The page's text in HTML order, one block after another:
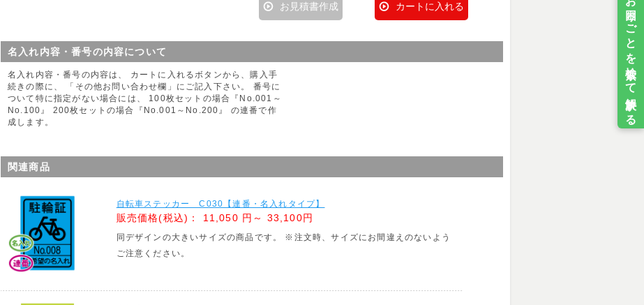
お見積書作成 カートに入れる
名入れ内容・番号の内容について
名入れ内容・番号の内容は、 カートに入れるボタンから、購入手
続きの際に、 「その他お問い合わせ欄」にご記入下さい。 番号に
ついて特に指定がない場合には、 100枚セットの場合『No.001～
No.100』 200枚セットの場合『No.001～No.200』 の連番で作
成します。
関連商品
自転車ステッカー C030【連番・名入れタイプ】
販売価格(税込)： 11,050 円～ 33,100円
同デザインの大きいサイズの商品です。 ※注文時、サイズにお間違えのないよう
ご注意ください。